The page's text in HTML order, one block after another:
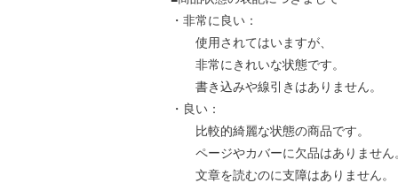
・非常に良い：
使用されてはいますが、
非常にきれいな状態です。
書き込みや線引きはありません。
・良い：
比較的綺麗な状態の商品です。
ページやカバーに欠品はありません
文章を読むのに支障はありません。